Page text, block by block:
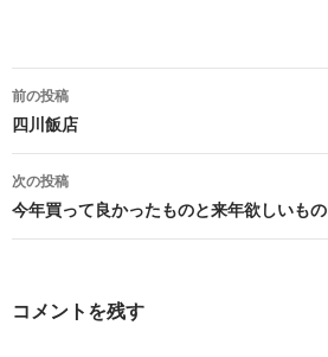
投
稿
ナ
ビ
ゲ
前の投稿
四川飯店
次の投稿
今年買って良かったものと来年欲しいもの
コメントを残す